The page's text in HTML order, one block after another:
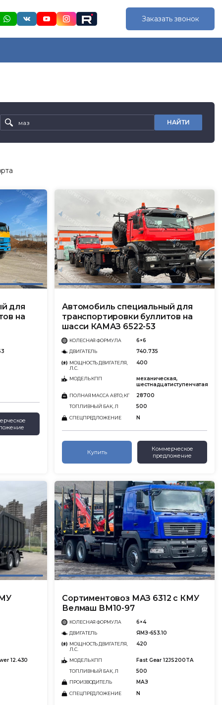
Заказать звонок
НАЙТИ
для
на
Автомобиль специальный для
транспортировки буллитов на
шасси КАМАЗ 6522-53
КОЛЕСНАЯ ФОРМУЛА 6×6
ДВИГАТЕЛЬ 740.735
МОЩНОСТЬ ДВИГАТЕЛЯ,
Л.С.
400
МОДЕЛЬ КПП
механическая,
шестнадцатиступенчатая
ПОЛНАЯ МАССА АВТО, КГ 28700
ТОПЛИВНЫЙ БАК, Л 500
СПЕЦПРЕДЛОЖЕНИЕ N
Купить
Коммерческое
предложение
12.430
Сортиментовоз МАЗ 6312 с КМУ
Велмаш ВМ10-97
КОЛЕСНАЯ ФОРМУЛА 6×4
ДВИГАТЕЛЬ ЯМЗ-653.10
МОЩНОСТЬ ДВИГАТЕЛЯ,
Л.С.
420
МОДЕЛЬ КПП Fast Gear 12JS200TA
ТОПЛИВНЫЙ БАК, Л 500
ПРОИЗВОДИТЕЛЬ МАЗ
СПЕЦПРЕДЛОЖЕНИЕ N